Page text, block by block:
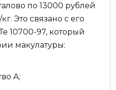
по 13000 рублей
Это связано с его
10700-97, который
макулатуры:
А;